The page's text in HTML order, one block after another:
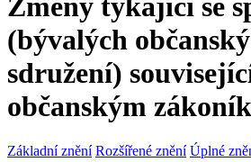
Změny týkající se
(bývalých
sdružení)
občanským
Základní znění Rozšířené znění Úplné